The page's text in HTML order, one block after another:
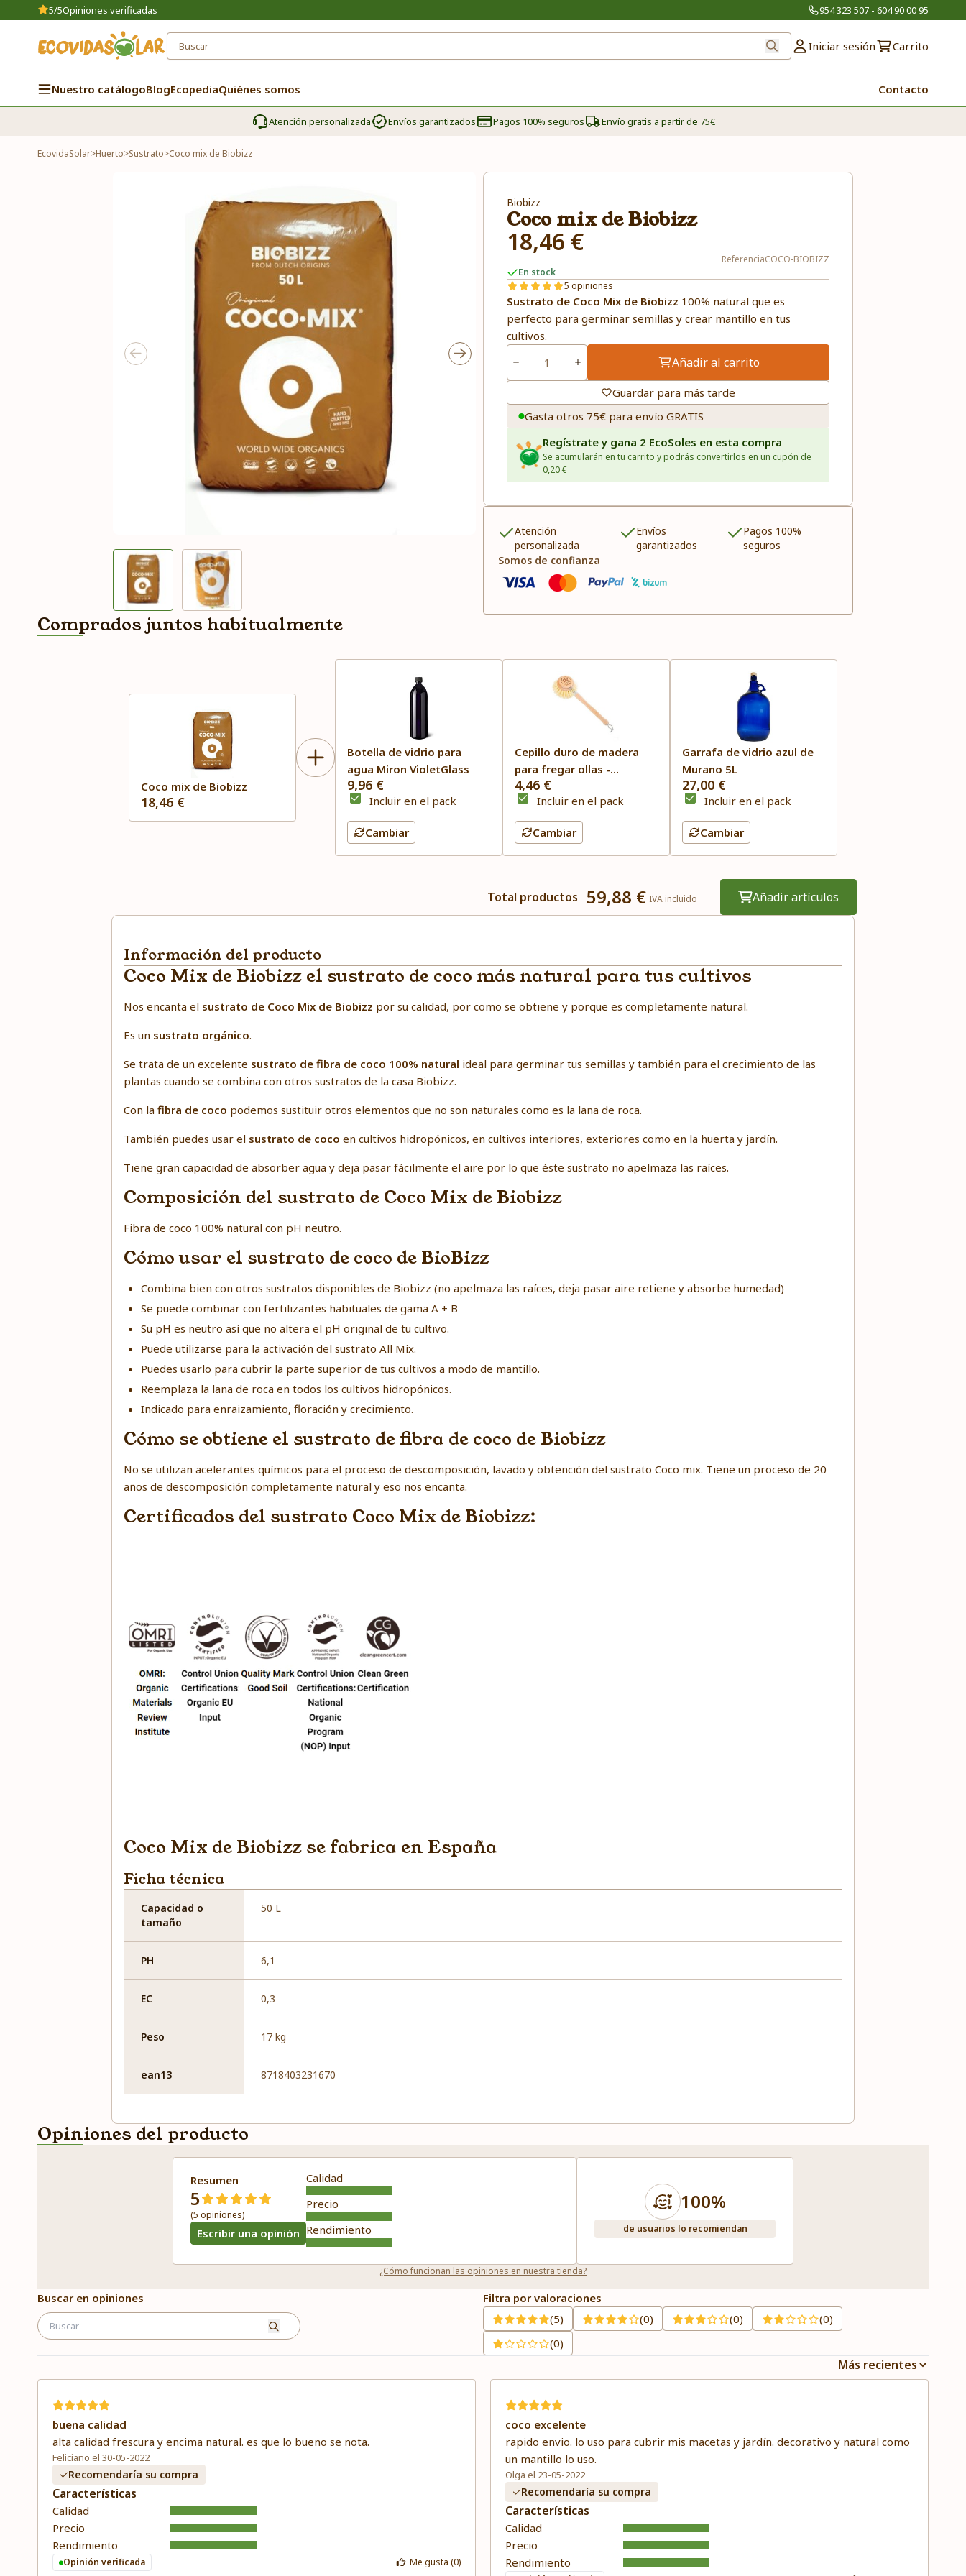
5/5Opiniones verificadas 954 323 507 - 604 90 00 95
Iniciar sesión Carrito
Nuestro catálogoBlogEcopediaQuiénes somos Contacto
Atención personalizada Envíos garantizados Pagos 100% seguros Envío gratis a partir de 75€
EcovidaSolar>Huerto>Sustrato>Coco mix de Biobizz
Biobizz
Coco mix de Biobizz
18,46 €
ReferenciaCOCO-BIOBIZZ
En stock
5 opiniones
Sustrato de Coco Mix de Biobizz 100% natural que es
perfecto para germinar semillas y crear mantillo en tus
cultivos.
Añadir al carrito
Guardar para más tarde
Gasta otros 75€ para envío GRATIS
Regístrate y gana 2 EcoSoles en esta compra
Se acumularán en tu carrito y podrás convertirlos en un cupón de
0,20 €
Atención
personalizada
Envíos
garantizados
Pagos 100%
seguros
Somos de confianza
Comprados juntos habitualmente
Coco mix de Biobizz
18,46 €
Botella de vidrio para
agua Miron VioletGlass
9,96 €
Incluir en el pack
Cambiar
Cepillo duro de madera
para fregar ollas -
Redecker
4,46 €
Incluir en el pack
Cambiar
Garrafa de vidrio azul de
Murano 5L
27,00 €
Incluir en el pack
Cambiar
Total productos 59,88 € IVA incluido Añadir artículos
Información del producto
Coco Mix de Biobizz el sustrato de coco más natural para tus cultivos
Nos encanta el sustrato de Coco Mix de Biobizz por su calidad, por como se obtiene y porque es completamente natural.
Es un sustrato orgánico.
Se trata de un excelente sustrato de fibra de coco 100% natural ideal para germinar tus semillas y también para el crecimiento de las
plantas cuando se combina con otros sustratos de la casa Biobizz.
Con lafibra de coco podemos sustituir otros elementos que no son naturales como es la lana de roca.
También puedes usar el sustrato de coco en cultivos hidropónicos, en cultivos interiores, exteriores como en la huerta y jardín.
Tiene gran capacidad de absorber agua y deja pasar fácilmente el aire por lo que éste sustrato no apelmaza las raíces.
Composición del sustrato de Coco Mix de Biobizz
Fibra de coco 100% natural con pH neutro.
Cómo usar el sustrato de coco de BioBizz
Combina bien con otros sustratos disponibles de Biobizz (no apelmaza las raíces, deja pasar aire retiene y absorbe humedad)
Se puede combinar con fertilizantes habituales de gama A + B
Su pH es neutro así que no altera el pH original de tu cultivo.
Puede utilizarse para la activación del sustrato All Mix.
Puedes usarlo para cubrir la parte superior de tus cultivos a modo de mantillo.
Reemplaza la lana de roca en todos los cultivos hidropónicos.
Indicado para enraizamiento, floración y crecimiento.
Cómo se obtiene el sustrato de fibra de coco de Biobizz
No se utilizan acelerantes químicos para el proceso de descomposición, lavado y obtención del sustrato Coco mix. Tiene un proceso de 20
años de descomposición completamente natural y eso nos encanta.
Certificados del sustrato Coco Mix de Biobizz:
Coco Mix de Biobizz se fabrica en España
Ficha técnica
Capacidad o
tamaño
50 L
PH 6,1
EC 0,3
Peso 17 kg
ean13 8718403231670
Opiniones del producto
Resumen
5
(5 opiniones)
Escribir una opinión
Calidad
Precio
Rendimiento
100%
de usuarios lo recomiendan
¿Cómo funcionan las opiniones en nuestra tienda?
Buscar en opiniones
Filtra por valoraciones
(5)
(0) (0)
(0)
(0)
buena calidad
alta calidad frescura y encima natural. es que lo bueno se nota.
Feliciano el 30-05-2022
Recomendaría su compra
Características
Calidad
Precio
Rendimiento
Opinión verificada Me gusta (0)
coco excelente
rapido envio. lo uso para cubrir mis macetas y jardín. decorativo y natural como
un mantillo lo uso.
Olga el 23-05-2022
Recomendaría su compra
Características
Calidad
Precio
Rendimiento